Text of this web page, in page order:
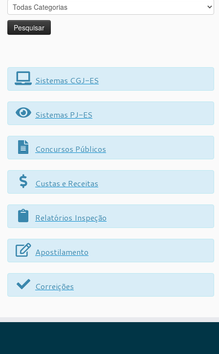
Sistemas CGJ-ES
Sistemas PJ-ES
Concursos Públicos
Custas e Receitas
Relatórios Inspeção
Apostilamento
Correições